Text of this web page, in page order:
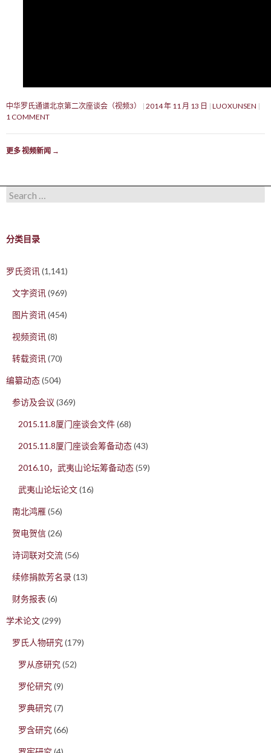
中华罗氏通谱北京第二次座谈会（视频3） 2014 年 11 月 13 日
LUOXUNSEN
1 COMMENT
更多 视频新闻 →
Search for:
分类目录
罗氏资讯(1,141)
文字资讯(969)
图片资讯(454)
视频资讯(8)
转载资讯(70)
编纂动态(504)
参访及会议 (369)
2015.11.8厦门座谈会文件(68)
2015.11.8厦门座谈会筹备动态(43)
2016.10，武夷山论坛筹备动态(59)
武夷山论坛论文(16)
南北鸿雁(56)
贺电贺信(26)
诗词联对交流(56)
续修捐款芳名录(13)
财务报表 (6)
学术论文(299)
罗氏人物研究(179)
罗从彦研究(52)
罗伦研究(9)
罗典研究(7)
罗含研究(66)